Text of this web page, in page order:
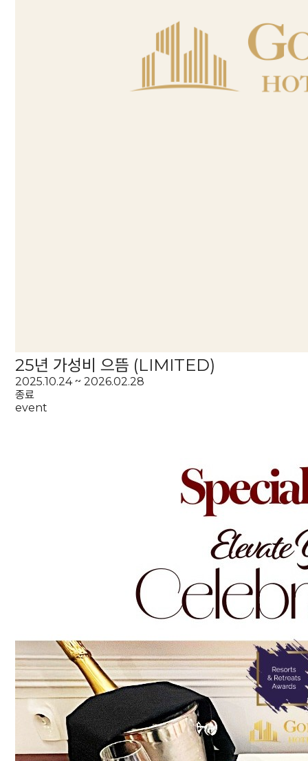
25년 가성비 으뜸 (LIMITED)
2025.10.24 ~ 2026.02.28
종료
event